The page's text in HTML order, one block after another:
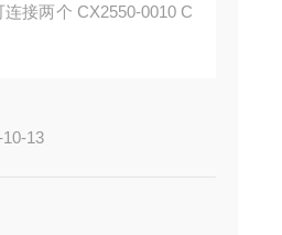
接两个 CX2550-0010 C
10-13